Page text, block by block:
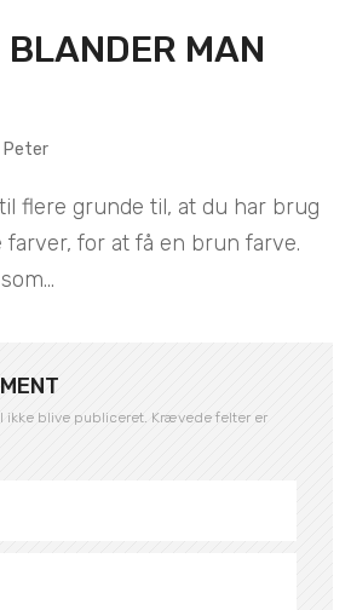
BLANDER MAN
Peter
flere grunde til, at du har brug
for at få en brun farve.
ikke blive publiceret. Krævede felter er